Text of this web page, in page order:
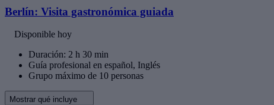
Berlín: Visita gastronómica guiada
Disponible hoy
Duración: 2 h 30 min
Guía profesional en español, Inglés
Grupo máximo de 10 personas
Mostrar qué incluye